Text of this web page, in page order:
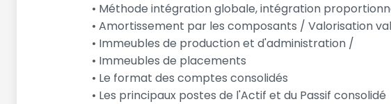
• Méthode intégration globale, intégration
• Amortissement par les composants / Valorisation
• Immeubles de production et d'administration /
• Immeubles de placements
• Le format des comptes consolidés
• Les principaux postes de l'Actif et du Passif consolidé